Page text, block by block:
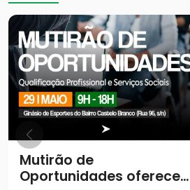
Mutirão de
Oportunidades oferece